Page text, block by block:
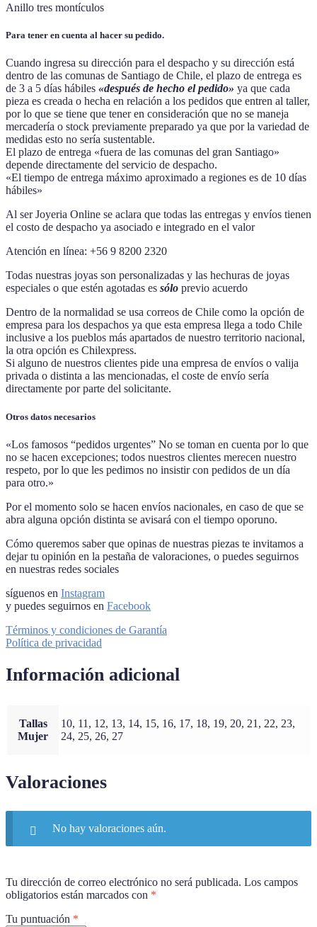
Anillo tres montículos
Para tener en cuenta al hacer su pedido.
Cuando ingresa su dirección para el despacho y su dirección está
dentro de las comunas de Santiago de Chile, el plazo de entrega es
de 3 a 5 días hábiles «después de hecho el pedido» ya que cada
pieza es creada o hecha en relación a los pedidos que entren al taller,
por lo que se tiene que tener en consideración que no se maneja
mercadería o stock previamente preparado ya que por la variedad de
medidas esto no sería sustentable.
El plazo de entrega «fuera de las comunas del gran Santiago»
depende directamente del servicio de despacho.
«El tiempo de entrega máximo aproximado a regiones es de 10 días
hábiles»
Al ser Joyeria Online se aclara que todas las entregas y envíos tienen
el costo de despacho ya asociado e integrado en el valor
Atención en línea: +56 9 8200 2320
Todas nuestras joyas son personalizadas y las hechuras de joyas
especiales o que estén agotadas es sólo previo acuerdo
Dentro de la normalidad se usa correos de Chile como la opción de
empresa para los despachos ya que esta empresa llega a todo Chile
inclusive a los pueblos más apartados de nuestro territorio nacional,
la otra opción es Chilexpress.
Si alguno de nuestros clientes pide una empresa de envíos o valija
privada o distinta a las mencionadas, el coste de envío sería
directamente por parte del solicitante.
Otros datos necesarios
«Los famosos “pedidos urgentes” No se toman en cuenta por lo que
no se hacen excepciones; todos nuestros clientes merecen nuestro
respeto, por lo que les pedimos no insistir con pedidos de un día
para otro.»
Por el momento solo se hacen envíos nacionales, en caso de que se
abra alguna opción distinta se avisará con el tiempo oporuno.
Cómo queremos saber que opinas de nuestras piezas te invitamos a
dejar tu opinión en la pestaña de valoraciones, o puedes seguirnos
en nuestras redes sociales
síguenos en Instagram
y puedes seguirnos en Facebook
Términos y condiciones de Garantía
Política de privacidad
Información adicional
Tallas
Mujer
10, 11, 12, 13, 14, 15, 16, 17, 18, 19, 20, 21, 22, 23,
24, 25, 26, 27
Valoraciones
No hay valoraciones aún.
Tu dirección de correo electrónico no será publicada. Los campos
obligatorios están marcados con *
Tu puntuación *